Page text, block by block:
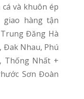
và khuôn ép
giao hàng tận
Đăng Hà
Đak Nhau, Phú
Thống Nhất +
Sơn Đoàn